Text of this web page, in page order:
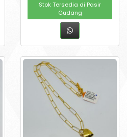
Stok Tersedia di Pasir
Gudang